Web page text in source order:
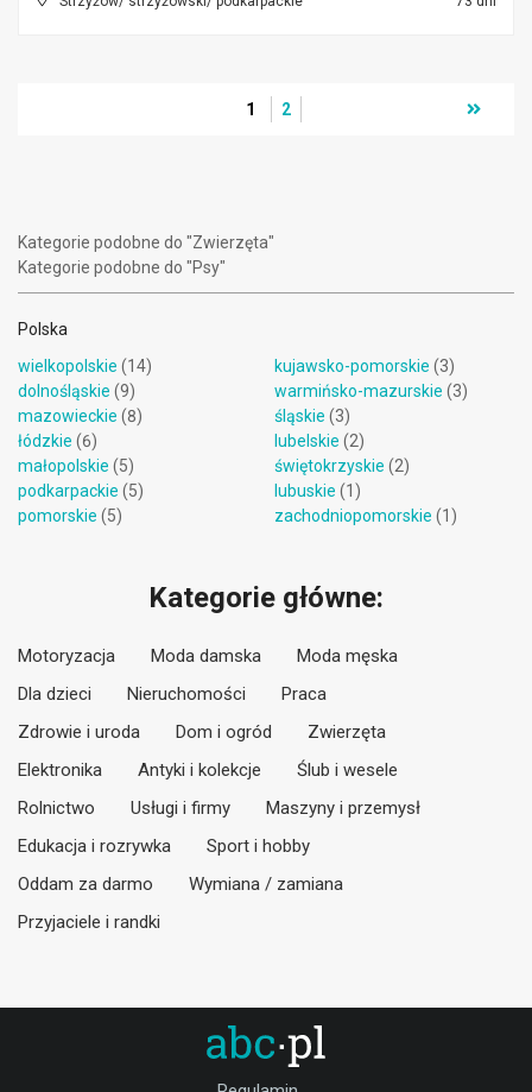
1 2
Kategorie podobne do "Zwierzęta"
Kategorie podobne do "Psy"
Polska
wielkopolskie (14)
dolnośląskie (9)
mazowieckie (8)
łódzkie (6)
małopolskie (5)
podkarpackie (5)
pomorskie (5)
kujawsko-pomorskie (3)
warmińsko-mazurskie (3)
śląskie (3)
lubelskie (2)
świętokrzyskie (2)
lubuskie (1)
zachodniopomorskie (1)
Kategorie główne:
Motoryzacja Moda damska
Moda męska
Dla dzieci
Nieruchomości
Praca
Zdrowie i uroda
Dom i ogród
Zwierzęta
Elektronika
Antyki i kolekcje
Ślub i wesele
Rolnictwo
Usługi i firmy
Maszyny i przemysł
Edukacja i rozrywka
Sport i hobby
Oddam za darmo
Wymiana / zamiana
Przyjaciele i randki